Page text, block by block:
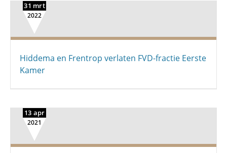
31 mrt
2022
Hiddema en Frentrop verlaten FVD-fractie Eerste
Kamer
13 apr
2021